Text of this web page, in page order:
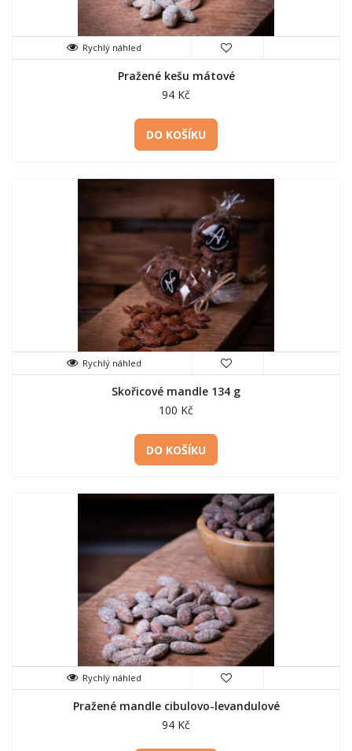
Rychlý náhled
Pražené kešu mátové
94 Kč
DO KOŠÍKU
Rychlý náhled
Skořicové mandle 134 g
100 Kč
DO KOŠÍKU
Rychlý náhled
Pražené mandle cibulovo-levandulové
94 Kč